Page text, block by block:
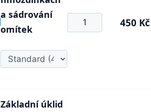
a sádrování
omítek
450 Kč
Základní úklid